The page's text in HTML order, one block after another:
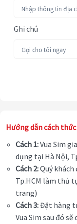
Ghi chú
Hướng dẫn cách
Cách 1:Vua Sim
dụng tại Hà Nội,
Cách 2:Quý khách
Tp.HCM làm thủ
trang)
Cách 3:Đặt hàng
Vua Sim sau đó